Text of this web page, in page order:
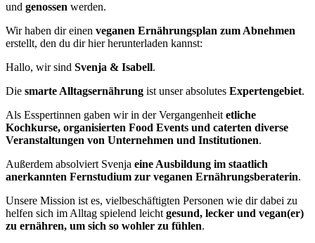
und genossen werden.
Wir haben dir einen veganen Ernährungsplan zum Abnehmen
erstellt, den du dir hier herunterladen kannst:
Hallo, wir sind Svenja & Isabell.
Die smarte Alltagsernährung ist unser absolutes Expertengebiet.
Als Esspertinnen gaben wir in der Vergangenheit etliche
Kochkurse, organisierten Food Events und caterten diverse
Veranstaltungen von Unternehmen und Institutionen.
Außerdem absolviert Svenja eine Ausbildung im staatlich
anerkannten Fernstudium zur veganen Ernährungsberaterin.
Unsere Mission ist es, vielbeschäftigten Personen wie dir dabei zu
helfen sich im Alltag spielend leicht gesund, lecker und vegan(er)
zu ernähren, um sich so wohler zu fühlen.